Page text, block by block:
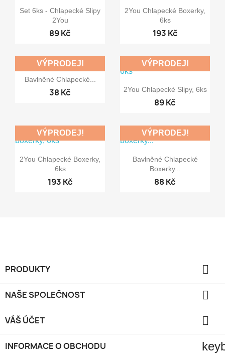
 Rychlý náhled
Set 6ks - Chlapecké Slipy
2You
89 Kč
 Rychlý náhled
2You Chlapecké Boxerky,
6ks
193 Kč
 Rychlý náhled
Bavlněné Chlapecké...
38 Kč
VÝPRODEJ!
 Rychlý náhled
2You Chlapecké Slipy, 6ks
89 Kč
VÝPRODEJ!
 Rychlý náhled
2You Chlapecké Boxerky,
6ks
193 Kč
VÝPRODEJ!
 Rychlý náhled
Bavlněné Chlapecké
Boxerky...
88 Kč
VÝPRODEJ!
PRODUKTY 
NAŠE SPOLEČNOST 
VÁŠ ÚČET 
INFORMACE O OBCHODU